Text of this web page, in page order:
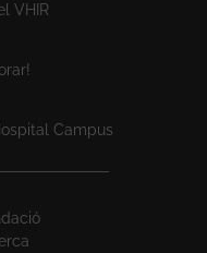
VHIR
Campus